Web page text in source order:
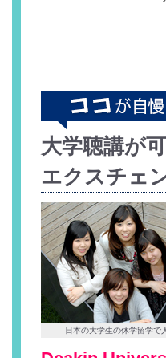
大学聴講が
エクスチェ
日本の大学生の休学留学で